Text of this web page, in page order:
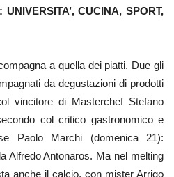
CUCINA, SPORT,
a quella dei piatti. Due gli
da degustazioni di prodotti
vincitore di Masterchef Stefano
col critico gastronomico e
Paolo Marchi (domenica 21):
Alfredo Antonaros. Ma nel melting
anche il calcio, con mister Arrigo